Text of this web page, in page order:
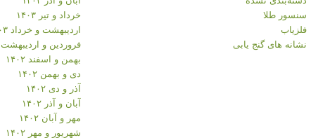
سنسور طلا
فلزیاب
نشانه های گنج یابی
خرداد و تیر ۱۴۰۳
اردیبهشت و خرداد ۱۴۰۳
فروردین و اردیبهشت ۱۴۰۳
بهمن و اسفند ۱۴۰۲
دی و بهمن ۱۴۰۲
آذر و دی ۱۴۰۲
آبان و آذر ۱۴۰۲
مهر و آبان ۱۴۰۲
شهریور و مهر ۱۴۰۲